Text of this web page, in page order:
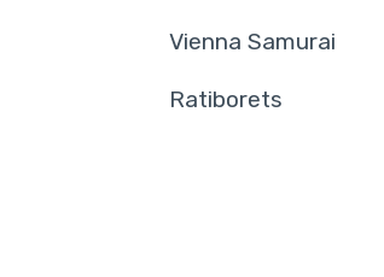
Vienna Samurai
Ratiborets